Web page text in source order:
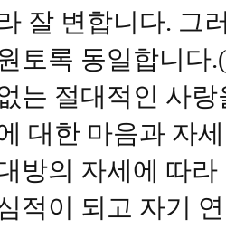
잘 변합니다. 그
토록 동일합니다
는 절대적인 사
대한 마음과 자
방의 자세에 따
적이 되고 자기